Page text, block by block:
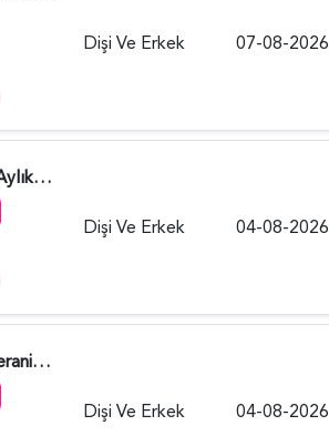
Dişi Ve Erkek 07-08-2026
Pomeranian Boo 3 Aylık Bebek Yavrular - 6178
Dişi Ve Erkek 04-08-2026
Fıstık Yavrular Pomeranian Boo - 6032
Dişi Ve Erkek 04-08-2026